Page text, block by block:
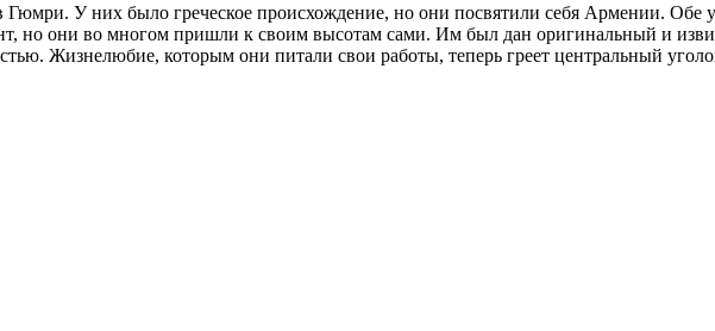
У них было греческое происхождение, но они посвятили себя Армении. Обе
но они во многом пришли к своим высотам сами. Им был дан оригинальный и
Жизнелюбие, которым они питали свои работы, теперь греет центральный